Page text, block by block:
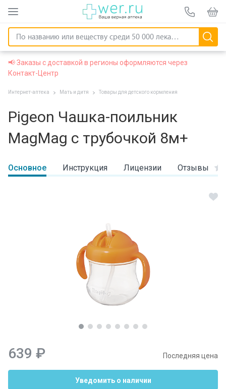
📢 Заказы с доставкой в регионы оформляются через
Контакт-Центр
Интернет-аптека Мать и дитя Товары для детского кормления
Pigeon Чашка-поильник
MagMag с трубочкой 8м+
Основное Инструкция Лицензии Отзывы
639 ₽ Последняя цена
Уведомить о наличии